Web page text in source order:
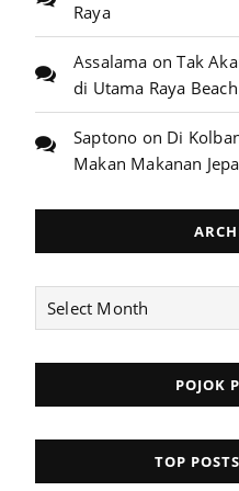
Raya
Assalama onTak
di Utama Raya
Saptono on Di
Makan Makanan
Archives
Select Month
POJOK
TOP